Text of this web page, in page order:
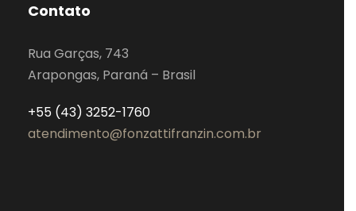
Contato
Rua Garças, 743
Arapongas, Paraná – Brasil
+55 (43) 3252-1760
atendimento@fonzattifranzin.com.br